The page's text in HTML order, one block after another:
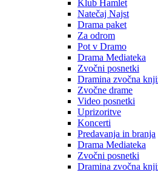
Klub Hamlet
Natečaj Najst
Drama paket
Za odrom
Pot v Dramo
Drama Mediateka
Zvočni posnetki
Dramina zvočna
Zvočne drame
Video posnetki
Uprizoritve
Koncerti
Predavanja in branja
Drama Mediateka
Zvočni posnetki
Dramina zvočna